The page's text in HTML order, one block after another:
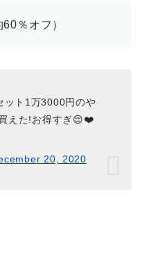
60％オフ）
ット1万3000円のや
えた!お得すぎ😌❤️
20, 2020